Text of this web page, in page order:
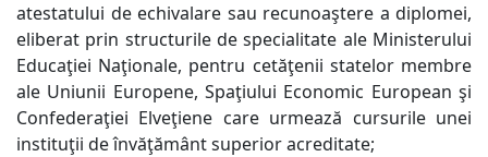
atestatului de echivalare sau recunoaştere a diplomei,
eliberat prin structurile de specialitate ale Ministerului
Educaţiei Naţionale, pentru cetăţenii statelor membre
ale Uniunii Europene, Spaţiului Economic European şi
Confederaţiei Elveţiene care urmează cursurile unei
instituţii de învăţământ superior acreditate;